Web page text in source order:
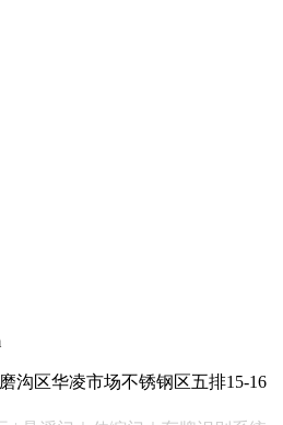
沟区华凌市场不锈钢区五排15-16